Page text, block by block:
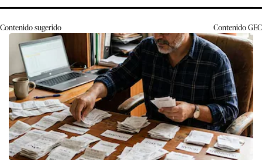
Contenido sugerido ContenidoGEC